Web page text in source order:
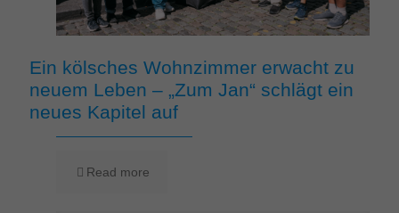
Ein kölsches Wohnzimmer erwacht zu
neuem Leben – „Zum Jan“ schlägt ein
neues Kapitel auf
Read more